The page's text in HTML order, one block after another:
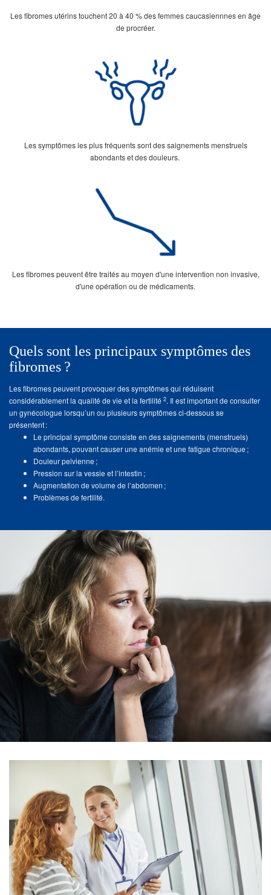
Les fibromes utérins touchent 20 à 40 % des femmes caucasiennnes en âge
de procréer.
Les symptômes les plus fréquents sont des saignements menstruels
abondants et des douleurs.
Les fibromes peuvent être traités au moyen d'une intervention non invasive,
d'une opération ou de médicaments.
Quels sont les principaux symptômes des
fibromes ?
Les fibromes peuvent provoquer des symptômes qui réduisent
considérablement la qualité de vie et la fertilité 2. Il est important de consulter
un gynécologue lorsqu’un ou plusieurs symptômes ci-dessous se
présentent :
Le principal symptôme consiste en des saignements (menstruels)
abondants, pouvant causer une anémie et une fatigue chronique ;
Douleur pelvienne ;
Pression sur la vessie et l’intestin ;
Augmentation de volume de l’abdomen ;
Problèmes de fertilité.